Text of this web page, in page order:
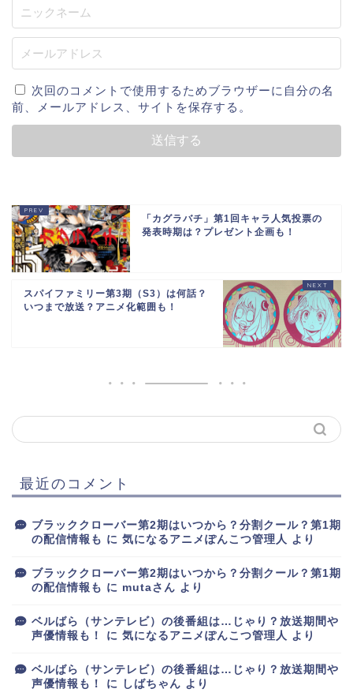
次回のコメントで使用するためブラウザーに自分の名
前、メールアドレス、サイトを保存する。
「カグラバチ」第1回キャラ人気投票の
発表時期は？プレゼント企画も！
スパイファミリー第3期（S3）は何話？
いつまで放送？アニメ化範囲も！
最近のコメント
ブラッククローバー第2期はいつから？分割クール？第1期
の配信情報も に 気になるアニメぽんこつ管理人 より
ブラッククローバー第2期はいつから？分割クール？第1期
の配信情報も に mutaさん より
ベルばら（サンテレビ）の後番組は…じゃり？放送期間や
声優情報も！
に 気になるアニメぽんこつ管理人 より
ベルばら（サンテレビ）の後番組は…じゃり？放送期間や
声優情報も！
に しばちゃん より